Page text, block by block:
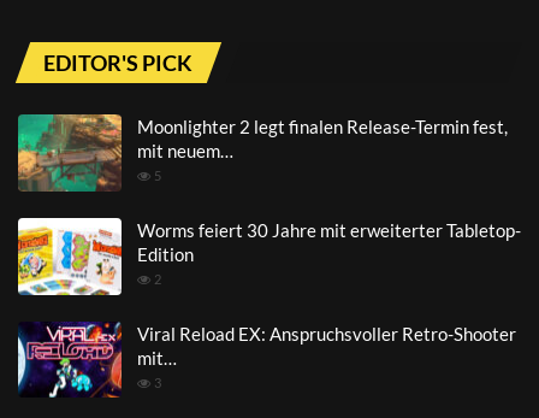
EDITOR'S PICK
Moonlighter 2 legt finalen Release-Termin fest,
mit neuem…
5
Worms feiert 30 Jahre mit erweiterter Tabletop-
Edition
2
Viral Reload EX: Anspruchsvoller Retro-Shooter
mit…
3